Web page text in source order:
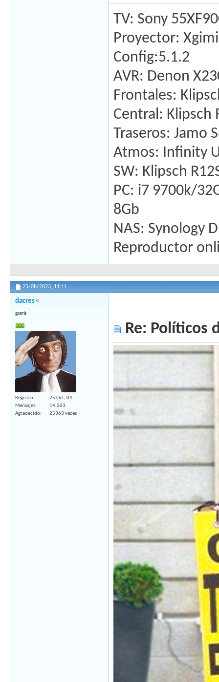
TV: Sony
Proyector:
Config:5.1.2
AVR: Denon
Frontales:
Central: Klipsch
Traseros: Jamo
Atmos: Infinity
SW: Klipsch
PC: i7 9700k/
8Gb
NAS: Synology
Reproductor
25/08/2023, 11:11
dacres
gurú
Registro
25 Oct, 04
Mensajes
14,263
Agradecido
25363 veces
Re: Políticos